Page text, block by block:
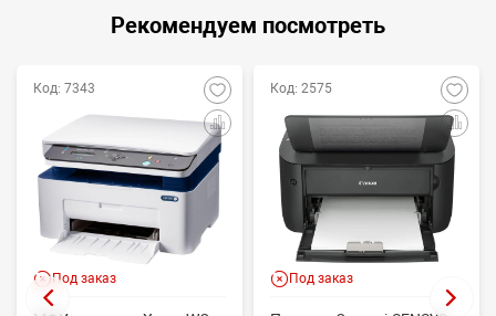
Рекомендуем посмотреть
Код: 7343
Под заказ
Код: 2575
Под заказ